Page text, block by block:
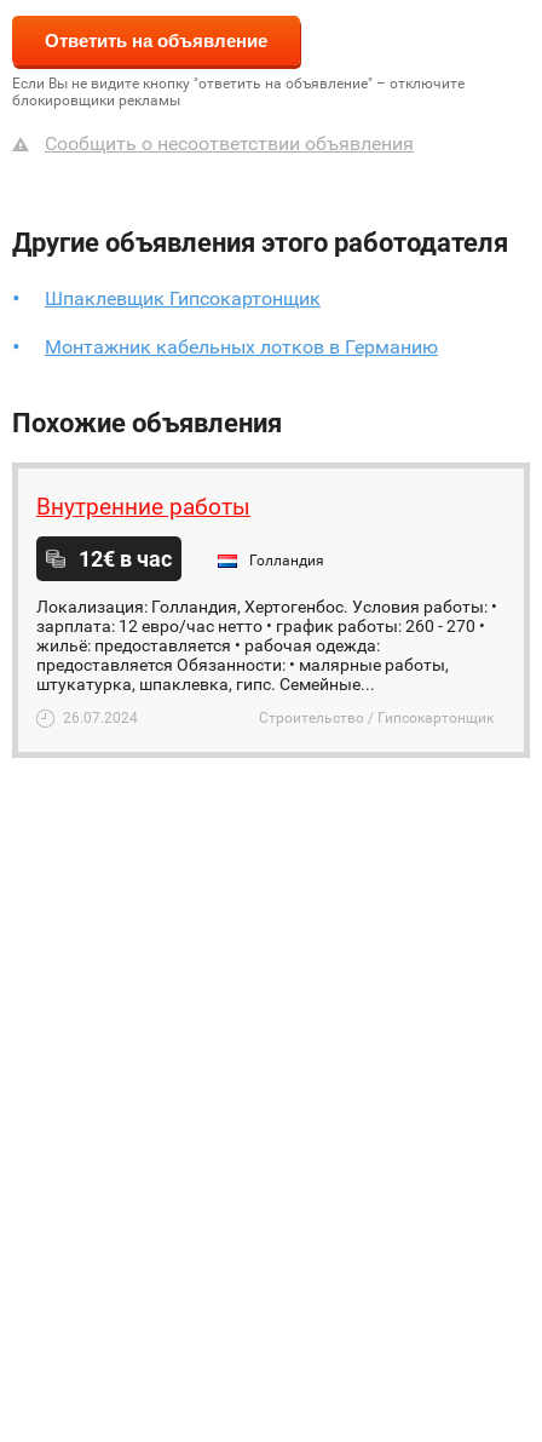
Если Вы не видите кнопку "ответить на объявление" – отключите
блокировщики рекламы
Сообщить о несоответствии объявления
Другие объявления этого работодателя
Шпаклевщик Гипсокартонщик
Монтажник кабельных лотков в Германию
Похожие объявления
Внутренние работы
12€ в час Голландия
Локализация: Голландия, Хертогенбос. ️Условия работы: •
зарплата: 12 евро/час нетто • график работы: 260 - 270 •
жильё: предоставляется • рабочая одежда:
предоставляется Обязанности: • малярные работы,
штукатурка, шпаклевка, гипс. Семейные...
26.07.2024 Строительство / Гипсокартонщик